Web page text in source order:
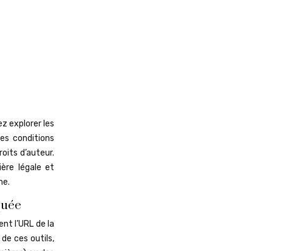
explorer les
conditions
d’auteur.
légale et
l’URL de la
ces outils,